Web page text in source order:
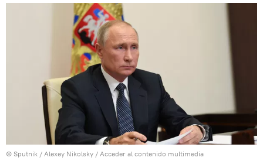
© Sputnik / Alexey Nikolsky / Acceder al contenido multimedia